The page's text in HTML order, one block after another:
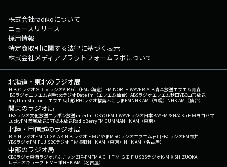
株式会社radikoについて
ニュースリリース
採用情報
特定商取引に関する法律に基づく表示
株式会社メディアプラットフォームラボについて
北海道・東北のラジオ局
ＨＢＣラジオＳＴＶラジオAIR-G'（FM北海道） FM NORTH WAVEＲＡＢ青森放送エフエム青森
IBCラジオエフエム岩手tbcラジオDate fm（エフエム仙台） ABSラジオエフエム秋田YBC山形放送
Rhythm Station エフエム山形RFCラジオ福島ふくしまFMNHK AM（札幌） NHK AM（仙台）
関東のラジオ局
TBSラジオ文化放送ニッポン放送interfmTOKYO FMJ-WAVEラジオ日本BAYFM78NACK5 ＦＭヨコハマ
LuckyFM 茨城放送CRT栃木放送RadioBerryFM GUNMANHK AM（東京）
北陸・甲信越のラジオ局
ＢＳＮラジオFM NIIGATAＫＮＢラジオ ＦＭとやまMROラジオエフエム石川FBCラジオFM福井
YBSラジオFM FUJISBCラジオ ＦＭ長野NHK AM（東京） NHK AM（名古屋）
中部のラジオ局
CBCラジオ東海ラジオぎふチャンZIP-FMFM AICHI ＦＭ ＧＩＦＵ SBSラジオK-MIX SHIZUOKA
レディオキューブ ＦＭ三重NHK AM（名古屋）